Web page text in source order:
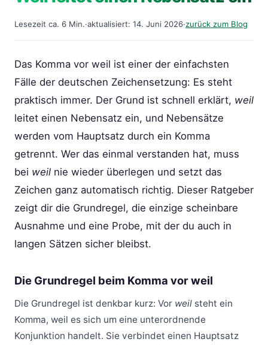
Lesezeit ca. 6 Min.·aktualisiert: 14. Juni 2026·zurück zum Blog
Das Komma vor weil ist einer der einfachsten
Fälle der deutschen Zeichensetzung: Es steht
praktisch immer. Der Grund ist schnell erklärt, weil
leitet einen Nebensatz ein, und Nebensätze
werden vom Hauptsatz durch ein Komma
getrennt. Wer das einmal verstanden hat, muss
bei weil nie wieder überlegen und setzt das
Zeichen ganz automatisch richtig. Dieser Ratgeber
zeigt dir die Grundregel, die einzige scheinbare
Ausnahme und eine Probe, mit der du auch in
langen Sätzen sicher bleibst.
Die Grundregel beim Komma vor weil
Die Grundregel ist denkbar kurz: Vor weil steht ein
Komma, weil es sich um eine unterordnende
Konjunktion handelt. Sie verbindet einen Hauptsatz